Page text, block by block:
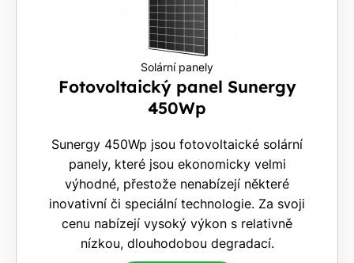
Solární panely
Fotovoltaický panel Sunergy
450Wp
Sunergy 450Wp jsou fotovoltaické solární
panely, které jsou ekonomicky velmi
výhodné, přestože nenabízejí některé
inovativní či speciální technologie. Za svoji
cenu nabízejí vysoký výkon s relativně
nízkou, dlouhodobou degradací.